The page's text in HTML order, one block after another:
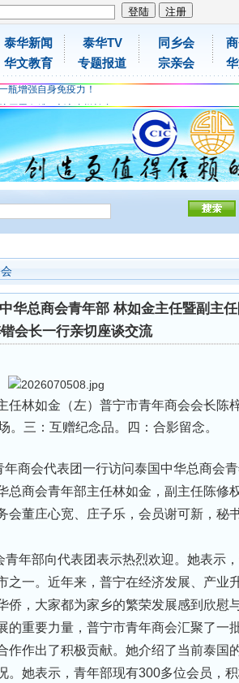
泰华新闻
华文教育
泰华TV
专题报道
同乡会
宗亲会
原蛋白维C应该这样补充
费领取日本原装尤妮佳超立体儿童防飞沫口罩
瓶增强自身免疫力！
原蛋白维C应该这样补充
费领取日本原装尤妮佳超立体儿童防飞沫口罩
瓶增强自身免疫力！
华总商会青年部 林如金主任暨副主
会长一行亲切座谈交流
林如金（左）普宁市青年商会会长陈
。三：互赠纪念品。四：合影留念。
会代表团一行访问泰国中华总商会青
总商会青年部主任林如金，副主任陈修
会董庄心宽、庄子乐，会员谢可新，秘
年部向代表团表示热烈欢迎。她表示
之一。近年来，普宁在经济发展、产业
侨，大家都为家乡的繁荣发展感到欣慰
的重要力量，普宁市青年商会汇聚了一
作出了积极贡献。她介绍了当前泰国
。她表示，青年部现有300多位会员，